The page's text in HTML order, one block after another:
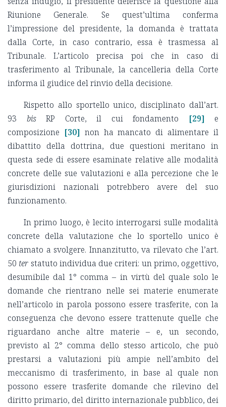
Riunione Generale. Se quest’ultima conferma
l’impressione del presidente, la domanda è trattata
dalla Corte, in caso contrario, essa è trasmessa al
Tribunale. L’articolo precisa poi che in caso di
trasferimento al Tribunale, la cancelleria della Corte
informa il giudice del rinvio della decisione.
Rispetto allo sportello unico, disciplinato dall’art.
93 bisRP Corte, il cui fondamento [29] e
composizione [30] non ha mancato di alimentare il
dibattito della dottrina, due questioni meritano in
questa sede di essere esaminate relative alle modalità
concrete delle sue valutazioni e alla percezione che le
giurisdizioni nazionali potrebbero avere del suo
funzionamento.
In primo luogo, è lecito interrogarsi sulle modalità
concrete della valutazione che lo sportello unico è
chiamato a svolgere. Innanzitutto, va rilevato che l’art.
50 ter statuto individua due criteri: un primo, oggettivo,
desumibile dal 1° comma – in virtù del quale solo le
domande che rientrano nelle sei materie enumerate
nell’articolo in parola possono essere trasferite, con la
conseguenza che devono essere trattenute quelle che
riguardano anche altre materie – e, un secondo,
previsto al 2° comma dello stesso articolo, che può
prestarsi a valutazioni più ampie nell’ambito del
meccanismo di trasferimento, in base al quale non
possono essere trasferite domande che rilevino del
diritto primario, del diritto internazionale pubblico, dei